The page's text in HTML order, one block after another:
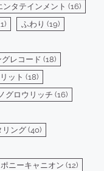
ンタテインメント (16)
ふわり (19)
グレコード (18)
ット (18)
グロウリッチ (16)
リング(40)
ポニーキャニオン (12)